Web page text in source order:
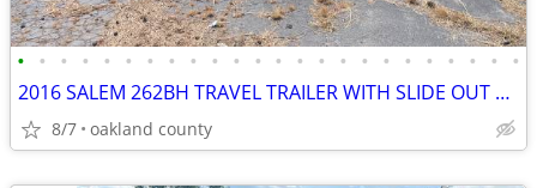
• • • • • • • • • • • • • • • • • • • • • • • •
2016 SALEM 262BH TRAVEL TRAILER WITH SLIDE OUT SLEEPS 8
8/7 oakland county